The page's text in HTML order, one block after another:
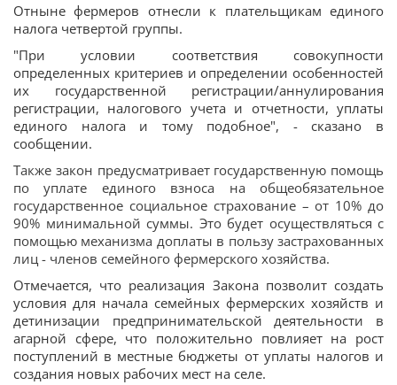
Отныне фермеров отнесли к плательщикам единого
налога четвертой группы.
"При условии соответствия совокупности
определенных критериев и определении особенностей
их государственной регистрации/аннулирования
регистрации, налогового учета и отчетности, уплаты
единого налога и тому подобное", - сказано в
сообщении.
Также закон предусматривает государственную помощь
по уплате единого взноса на общеобязательное
государственное социальное страхование – от 10% до
90% минимальной суммы. Это будет осуществляться с
помощью механизма доплаты в пользу застрахованных
лиц - членов семейного фермерского хозяйства.
Отмечается, что реализация Закона позволит создать
условия для начала семейных фермерских хозяйств и
детинизации предпринимательской деятельности в
агарной сфере, что положительно повлияет на рост
поступлений в местные бюджеты от уплаты налогов и
создания новых рабочих мест на селе.